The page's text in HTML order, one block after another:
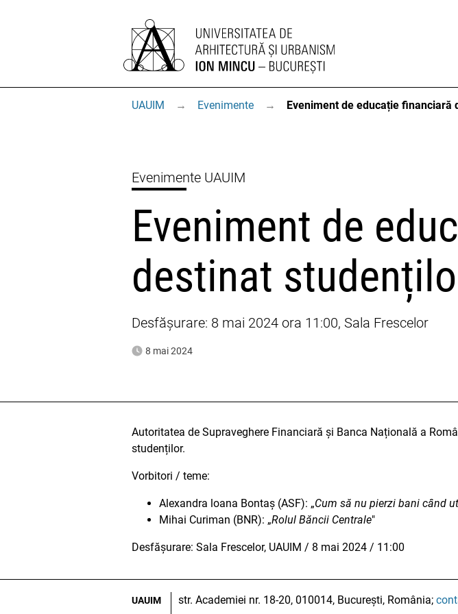
UAUIM → Evenimente → Eveniment de educație financiară
Evenimente UAUIM
Eveniment de
destinat
Desfășurare: 8 mai 2024 ora 11:00, Sala Frescelor
8 mai 2024
Autoritatea de Supraveghere Financiară și Banca Națională a
studenților.
Vorbitori / teme:
Alexandra loana Bontaș (ASF): „Cum să nu pierzi bani când
Mihai Curiman (BNR): „Rolul Băncii Centrale"
Desfășurare: Sala Frescelor, UAUIM / 8 mai 2024 / 11:00
UAUIM str. Academiei nr. 18-20, 010014, București, România;